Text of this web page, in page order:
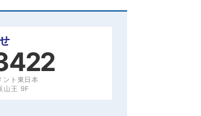
ント東日本
山王 9F